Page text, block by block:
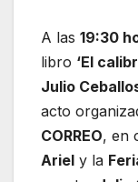
A las 19:30
libro ‘El
Julio
acto
CORREO, en
Ariel y la